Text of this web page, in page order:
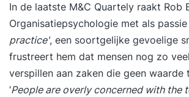
In de laatste M&C Quartely raakt Rob
Organisatiepsychologie met als
practice', een soortgelijke gevoelige
frustreert hem dat mensen nog zo
verspillen aan zaken die geen waarde
‘People are overly concerned with the